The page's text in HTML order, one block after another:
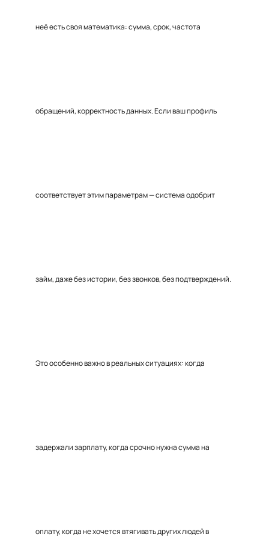
неё есть своя математика: сумма, срок, частота
обращений, корректность данных. Если ваш профиль
соответствует этим параметрам — система одобрит
займ, даже без истории, без звонков, без подтверждений.
Это особенно важно в реальных ситуациях: когда
задержали зарплату, когда срочно нужна сумма на
оплату, когда не хочется втягивать других людей в